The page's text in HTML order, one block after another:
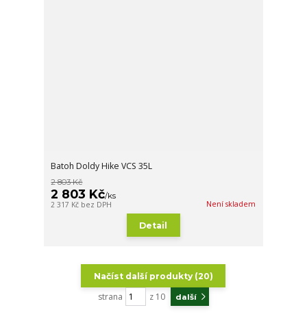
Batoh Doldy Hike VCS 35L
2 803 Kč
2 803 Kč/ks
2 317 Kč bez DPH Není skladem
Detail
Načíst další produkty (20)
strana z 10 další